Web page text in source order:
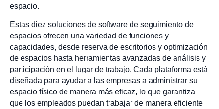
espacio.
Estas diez soluciones de software de seguimiento de
espacios ofrecen una variedad de funciones y
capacidades, desde reserva de escritorios y optimización
de espacios hasta herramientas avanzadas de análisis y
participación en el lugar de trabajo. Cada plataforma está
diseñada para ayudar a las empresas a administrar su
espacio físico de manera más eficaz, lo que garantiza
que los empleados puedan trabajar de manera eficiente